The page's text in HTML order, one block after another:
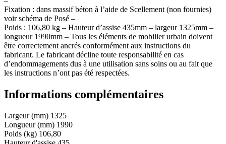
Fixation : dans massif béton à l’aide de Scellement (non fournies)
voir schéma de Posé –
Poids : 106,80 kg – Hauteur d’assise 435mm – largeur 1325mm –
longueur 1990mm – Tous les éléments de mobilier urbain doivent
être correctement ancrés conformément aux instructions du
fabricant. Le fabricant décline toute responsabilité en cas
d’endommagements dus à une utilisation sans soins ou au fait que
les instructions n’ont pas été respectées.
Informations complémentaires
Largeur (mm) 1325
Longueur (mm) 1990
Poids (kg) 106,80